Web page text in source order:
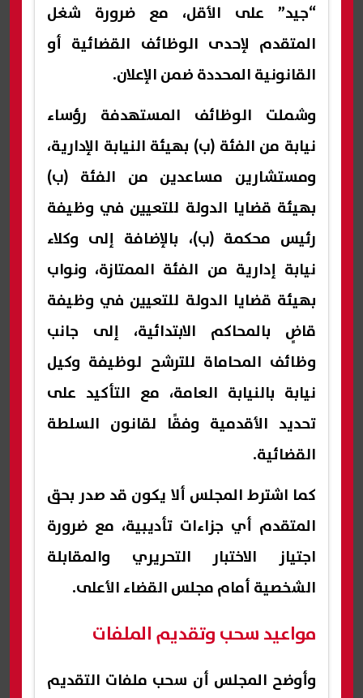
“جيد” على الأقل، مع ضرورة شغل
المتقدم لإحدى الوظائف القضائية أو
القانونية المحددة ضمن الإعلان.
وشملت الوظائف المستهدفة رؤساء
نيابة من الفئة (ب) بهيئة النيابة الإدارية،
ومستشارين مساعدين من الفئة (ب)
بهيئة قضايا الدولة للتعيين في وظيفة
رئيس محكمة (ب)، بالإضافة إلى وكلاء
نيابة إدارية من الفئة الممتازة، ونواب
بهيئة قضايا الدولة للتعيين في وظيفة
قاضٍ بالمحاكم الابتدائية، إلى جانب
وظائف المحاماة للترشح لوظيفة وكيل
نيابة بالنيابة العامة، مع التأكيد على
تحديد الأقدمية وفقًا لقانون السلطة
القضائية.
كما اشترط المجلس ألا يكون قد صدر بحق
المتقدم أي جزاءات تأديبية، مع ضرورة
اجتياز الاختبار التحريري والمقابلة
الشخصية أمام مجلس القضاء الأعلى.
مواعيد سحب وتقديم الملفات
وأوضح المجلس أن سحب ملفات التقديم